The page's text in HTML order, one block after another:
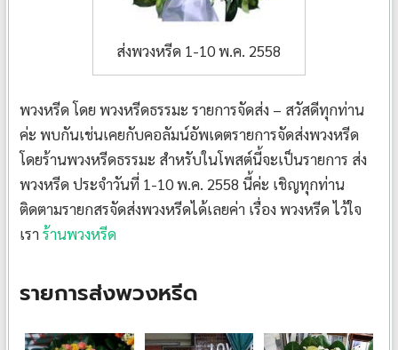
ส่งพวงหรีด 1-10 พ.ค. 2558
พวงหรีด โดย พวงหรีดธรรมะ รายการจัดส่ง – สวัสดีทุกท่าน
ค่ะ พบกันเช่นเคยกับคอลัมน์อัพเดตรายการจัดส่งพวงหรีด
โดยร้านพวงหรีดธรรมะ สำหรับในโพสต์นี้จะเป็นรายการ ส่ง
พวงหรีด ประจำวันที่ 1-10 พ.ค. 2558 นี้ค่ะ เชิญทุกท่าน
ติดตามรายกสรจัดส่งพวงหรีดได้เลยค่า เรื่อง พวงหรีด ไว้ใจ
เราร้านพวงหรีด
รายการส่งพวงหรีด